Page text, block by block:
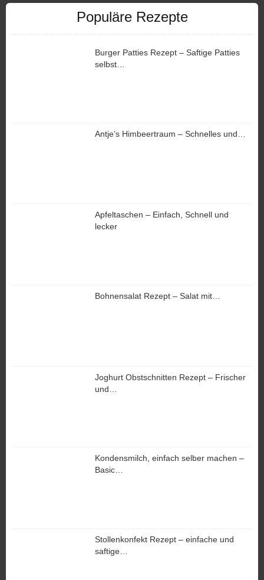
Populäre Rezepte
Burger Patties Rezept – Saftige Patties
selbst…
Antje’s Himbeertraum – Schnelles und…
Apfeltaschen – Einfach, Schnell und
lecker
Bohnensalat Rezept – Salat mit…
Joghurt Obstschnitten Rezept – Frischer
und…
Kondensmilch, einfach selber machen –
Basic…
Stollenkonfekt Rezept – einfache und
saftige…